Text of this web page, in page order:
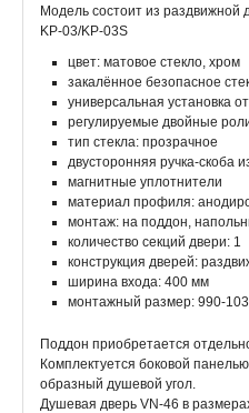
Модель состоит из раздвижной
KP-03/KP-03S
цвет: матовое стекло, хром
закалённое безопасное
универсальная установка
регулируемые двойные
тип стекла: прозрачное
двусторонняя ручка-скоба
магнитные уплотнители
материал профиля:
монтаж: на поддон,
количество секций двери: 1
конструкция дверей:
ширина входа: 400 мм
монтажный размер: 990-
Поддон приобретается
Комплектуется боковой
образный душевой угол.
Душевая дверь VN-46 в